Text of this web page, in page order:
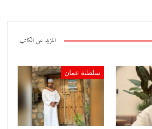
المزيد عن الكاتب
سلطنة عمان